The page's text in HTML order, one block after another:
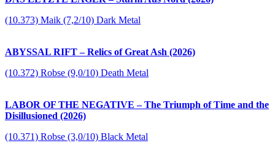
(10.373) Maik (7,2/10) Dark Metal
ABYSSAL RIFT – Relics of Great Ash (2026)
(10.372) Robse (9,0/10) Death Metal
LABOR OF THE NEGATIVE – The Triumph of Time and the
Disillusioned (2026)
(10.371) Robse (3,0/10) Black Metal